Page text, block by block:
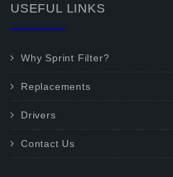
USEFUL LINKS
Why Sprint Filter?
Replacements
Drivers
Contact Us